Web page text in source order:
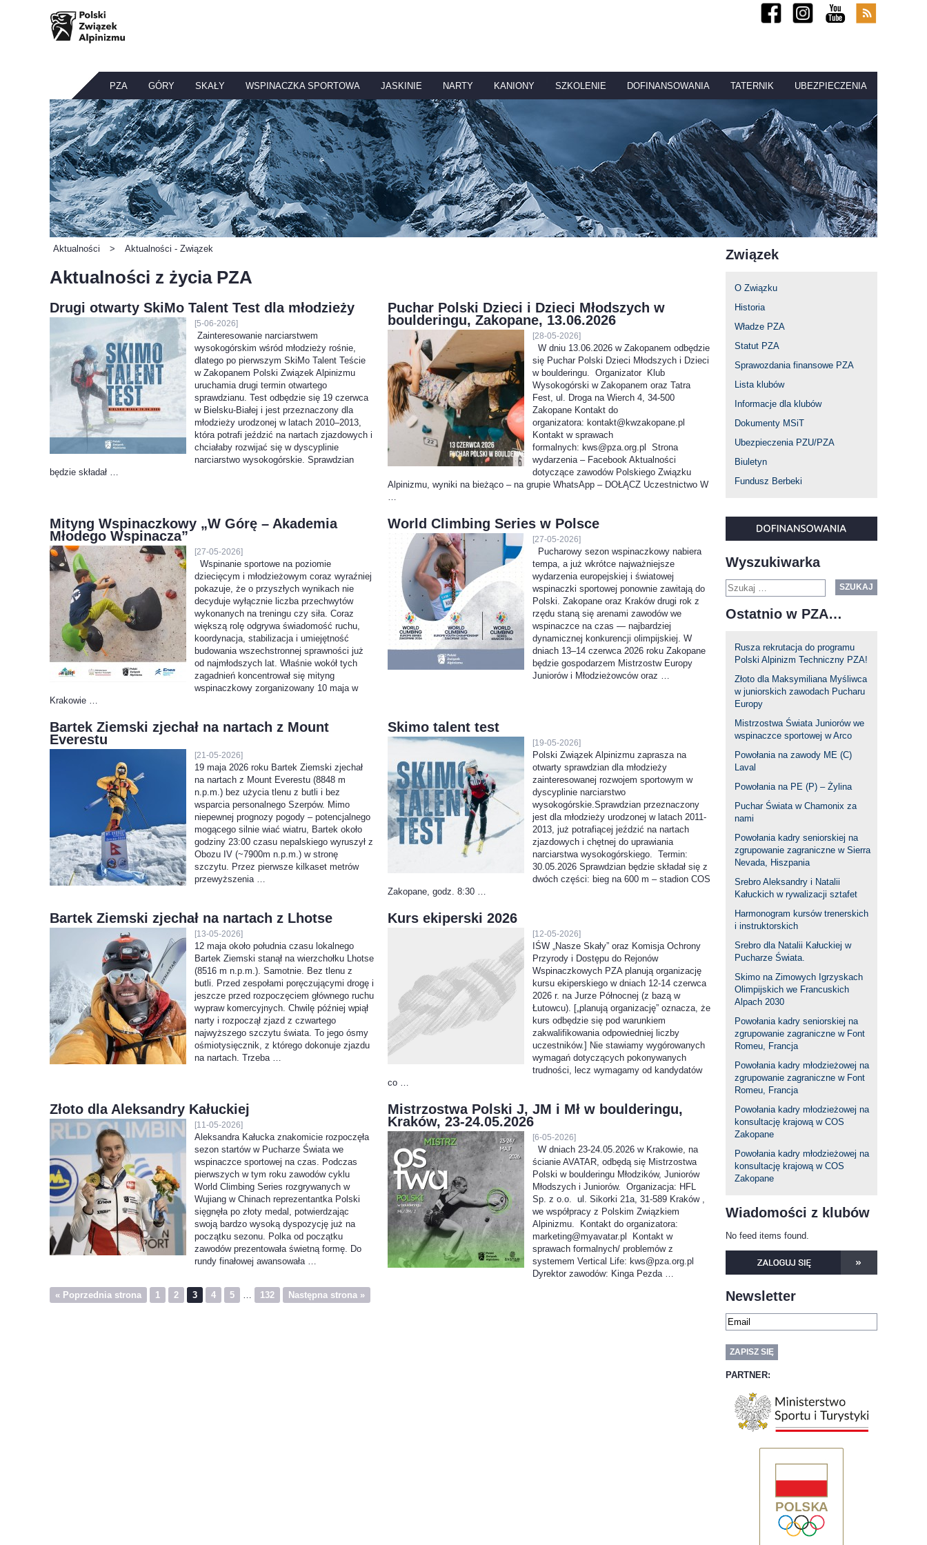
PZA GÓRY SKAŁY WSPINACZKA SPORTOWA JASKINIE NARTY KANIONY SZKOLENIE DOFINANSOWANIA TATERNIK UBEZPIECZENIA
Związek
O Związku
Historia
Władze PZA
Statut PZA
Sprawozdania finansowe PZA
Lista klubów
Informacje dla klubów
Dokumenty MSiT
Ubezpieczenia PZU/PZA
Biuletyn
Fundusz Berbeki
Wyszukiwarka
SZUKAJ
Ostatnio w PZA…
Rusza rekrutacja do programu
Polski Alpinizm Techniczny PZA!
Złoto dla Maksymiliana Myśliwca
w juniorskich zawodach Pucharu
Europy
Mistrzostwa Świata Juniorów we
wspinaczce sportowej w Arco
Powołania na zawody ME (C)
Laval
Powołania na PE (P) – Żylina
Puchar Świata w Chamonix za
nami
Powołania kadry seniorskiej na
zgrupowanie zagraniczne w Sierra
Nevada, Hiszpania
Srebro Aleksandry i Natalii
Kałuckich w rywalizacji sztafet
Harmonogram kursów trenerskich
i instruktorskich
Srebro dla Natalii Kałuckiej w
Pucharze Świata.
Skimo na Zimowych Igrzyskach
Olimpijskich we Francuskich
Alpach 2030
Powołania kadry seniorskiej na
zgrupowanie zagraniczne w Font
Romeu, Francja
Powołania kadry młodzieżowej na
zgrupowanie zagraniczne w Font
Romeu, Francja
Powołania kadry młodzieżowej na
konsultację krajową w COS
Zakopane
Powołania kadry młodzieżowej na
konsultację krajową w COS
Zakopane
Wiadomości z klubów
No feed items found.
Newsletter
PARTNER:
Aktualności > Aktualności - Związek
Aktualności z życia PZA
Drugi otwarty SkiMo Talent Test dla młodzieży
[5-06-2026]
Zainteresowanie narciarstwem
wysokogórskim wśród młodzieży rośnie,
dlatego po pierwszym SkiMo Talent Teście
w Zakopanem Polski Związek Alpinizmu
uruchamia drugi termin otwartego
sprawdzianu. Test odbędzie się 19 czerwca
w Bielsku-Białej i jest przeznaczony dla
młodzieży urodzonej w latach 2010–2013,
która potrafi jeździć na nartach zjazdowych i
chciałaby rozwijać się w dyscyplinie
narciarstwo wysokogórskie. Sprawdzian
będzie składał …
Puchar Polski Dzieci i Dzieci Młodszych w
boulderingu, Zakopane, 13.06.2026
[28-05-2026]
W dniu 13.06.2026 w Zakopanem odbędzie
się Puchar Polski Dzieci Młodszych i Dzieci
w boulderingu. Organizator Klub
Wysokogórski w Zakopanem oraz Tatra
Fest, ul. Droga na Wierch 4, 34-500
Zakopane Kontakt do
organizatora: kontakt@kwzakopane.pl
Kontakt w sprawach
formalnych: kws@pza.org.pl Strona
wydarzenia – Facebook Aktualności
dotyczące zawodów Polskiego Związku
Alpinizmu, wyniki na bieżąco – na grupie WhatsApp – DOŁĄCZ Uczestnictwo W
…
Mityng Wspinaczkowy „W Górę – Akademia
Młodego Wspinacza”
[27-05-2026]
Wspinanie sportowe na poziomie
dziecięcym i młodzieżowym coraz wyraźniej
pokazuje, że o przyszłych wynikach nie
decyduje wyłącznie liczba przechwytów
wykonanych na treningu czy siła. Coraz
większą rolę odgrywa świadomość ruchu,
koordynacja, stabilizacja i umiejętność
budowania wszechstronnej sprawności już
od najmłodszych lat. Właśnie wokół tych
zagadnień koncentrował się mityng
wspinaczkowy zorganizowany 10 maja w
Krakowie …
World Climbing Series w Polsce
[27-05-2026]
Pucharowy sezon wspinaczkowy nabiera
tempa, a już wkrótce najważniejsze
wydarzenia europejskiej i światowej
wspinaczki sportowej ponownie zawitają do
Polski. Zakopane oraz Kraków drugi rok z
rzędu staną się arenami zawodów we
wspinaczce na czas — najbardziej
dynamicznej konkurencji olimpijskiej. W
dniach 13–14 czerwca 2026 roku Zakopane
będzie gospodarzem Mistrzostw Europy
Juniorów i Młodzieżowców oraz …
Bartek Ziemski zjechał na nartach z Mount
Everestu
[21-05-2026]
19 maja 2026 roku Bartek Ziemski zjechał
na nartach z Mount Everestu (8848 m
n.p.m.) bez użycia tlenu z butli i bez
wsparcia personalnego Szerpów. Mimo
niepewnej prognozy pogody – potencjalnego
mogącego silnie wiać wiatru, Bartek około
godziny 23:00 czasu nepalskiego wyruszył z
Obozu IV (~7900m n.p.m.) w stronę
szczytu. Przez pierwsze kilkaset metrów
przewyższenia …
Skimo talent test
[19-05-2026]
Polski Związek Alpinizmu zaprasza na
otwarty sprawdzian dla młodzieży
zainteresowanej rozwojem sportowym w
dyscyplinie narciarstwo
wysokogórskie.Sprawdzian przeznaczony
jest dla młodzieży urodzonej w latach 2011-
2013, już potrafiącej jeździć na nartach
zjazdowych i chętnej do uprawiania
narciarstwa wysokogórskiego. Termin:
30.05.2026 Sprawdzian będzie składał się z
dwóch części: bieg na 600 m – stadion COS
Zakopane, godz. 8:30 …
Bartek Ziemski zjechał na nartach z Lhotse
[13-05-2026]
12 maja około południa czasu lokalnego
Bartek Ziemski stanął na wierzchołku Lhotse
(8516 m n.p.m.). Samotnie. Bez tlenu z
butli. Przed zespołami poręczującymi drogę i
jeszcze przed rozpoczęciem głównego ruchu
wypraw komercyjnych. Chwilę później wpiął
narty i rozpoczął zjazd z czwartego
najwyższego szczytu świata. To jego ósmy
ośmiotysięcznik, z którego dokonuje zjazdu
na nartach. Trzeba …
Kurs ekiperski 2026
[12-05-2026]
IŚW „Nasze Skały” oraz Komisja Ochrony
Przyrody i Dostępu do Rejonów
Wspinaczkowych PZA planują organizację
kursu ekiperskiego w dniach 12-14 czerwca
2026 r. na Jurze Północnej (z bazą w
Łutowcu). [„planują organizację” oznacza, że
kurs odbędzie się pod warunkiem
zakwalifikowania odpowiedniej liczby
uczestników.] Nie stawiamy wygórowanych
wymagań dotyczących pokonywanych
trudności, lecz wymagamy od kandydatów
co …
Złoto dla Aleksandry Kałuckiej
[11-05-2026]
Aleksandra Kałucka znakomicie rozpoczęła
sezon startów w Pucharze Świata we
wspinaczce sportowej na czas. Podczas
pierwszych w tym roku zawodów cyklu
World Climbing Series rozgrywanych w
Wujiang w Chinach reprezentantka Polski
sięgnęła po złoty medal, potwierdzając
swoją bardzo wysoką dyspozycję już na
początku sezonu. Polka od początku
zawodów prezentowała świetną formę. Do
rundy finałowej awansowała …
Mistrzostwa Polski J, JM i Mł w boulderingu,
Kraków, 23-24.05.2026
[6-05-2026]
W dniach 23-24.05.2026 w Krakowie, na
ścianie AVATAR, odbędą się Mistrzostwa
Polski w boulderingu Młodzików, Juniorów
Młodszych i Juniorów. Organizacja: HFL
Sp. z o.o. ul. Sikorki 21a, 31-589 Kraków ,
we współpracy z Polskim Związkiem
Alpinizmu. Kontakt do organizatora:
marketing@myavatar.pl Kontakt w
sprawach formalnych/ problemów z
systemem Vertical Life: kws@pza.org.pl
Dyrektor zawodów: Kinga Pezda …
« Poprzednia strona 1 2 3 4 5 … 132 Następna strona »